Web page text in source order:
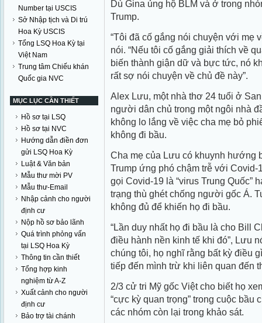
Number tại USCIS
Sở Nhập tịch và Di trú
Hoa Kỳ USCIS
Tổng LSQ Hoa Kỳ tại
Việt Nam
Trung tâm Chiếu khán
Quốc gia NVC
MỤC LỤC CẦN THIẾT
Hồ sơ tại LSQ
Hồ sơ tại NVC
Hướng dẫn điền đơn
gửi LSQ Hoa Kỳ
Luật & Văn bản
Mẫu thư mời PV
Mẫu thư-Email
Nhập cảnh cho người
định cư
Nộp hồ sơ bảo lãnh
Quá trình phỏng vấn
tại LSQ Hoa Kỳ
Thông tin cần thiết
Tổng hợp kinh
nghiệm từ A-Z
Xuất cảnh cho người
định cư
Bảo trợ tài chánh
Dù Gina ủng hộ BLM và ở trong
Trump.
“Tôi đã cố gắng nói chuyện với mẹ
nói. “Nếu tôi cố gắng giải thích về
biến thành giận dữ và bực tức, nó
rất sợ nói chuyện về chủ đề này”.
Alex Lưu, một nhà thơ 24 tuổi ở
người dân chủ trong một ngôi nhà
không lo lắng về việc cha mẹ bỏ
không đi bầu.
Cha mẹ của Lưu có khuynh hướng
Trump ứng phó chậm trễ với
gọi Covid-19 là “virus Trung Quốc”
trạng thù ghét chống người gốc Á.
không đủ để khiến họ đi bầu.
“Lần duy nhất họ đi bầu là cho Bill
điều hành nền kinh tế khi đó”, Lưu
chúng tôi, họ nghĩ rằng bất kỳ điều
tiếp đến mình trừ khi liên quan đến
2/3 cử tri Mỹ gốc Việt cho biết họ
“cực kỳ quan trọng” trong cuộc
các nhóm còn lại trong khảo sát.